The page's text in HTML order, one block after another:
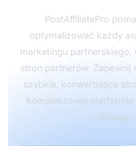
PostAffiliatePro
optymalizować każdy
marketingu partnerskiego,
stron partnerów. Zapewnij
szybkie, konwertujące
kompleksowej platformie
afiliacją.